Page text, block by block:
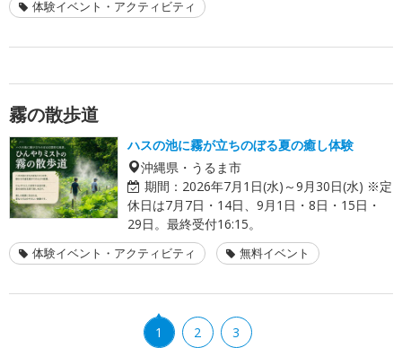
体験イベント・アクティビティ
霧の散歩道
ハスの池に霧が立ちのぼる夏の癒し体験
沖縄県・うるま市
期間： 2026年7月1日(水)～9月30日(水) ※定
休日は7月7日・14日、9月1日・8日・15日・
29日。最終受付16:15。
体験イベント・アクティビティ 無料イベント
1 2 3